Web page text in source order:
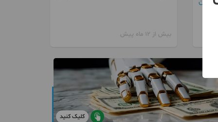
بیش از 12 ماه پیش
کلیک کنید